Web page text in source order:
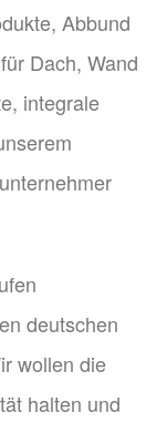
Abbund
Dach, Wand
integrale
deutschen
wollen die
halten und